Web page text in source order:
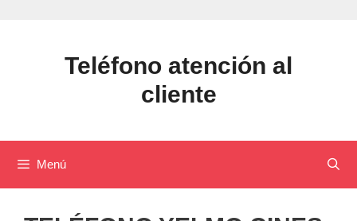
Teléfono atención al
cliente
Menú